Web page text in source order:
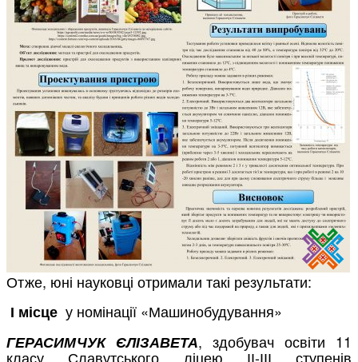
Отже, юні науковці отримали такі результати:
І місце у номінації «Машинобудування»
ГЕРАСИМЧУК ЄЛІЗАВЕТА, здобувач освіти 11
класу Славутського ліцею ІІ-ІІІ ступенів